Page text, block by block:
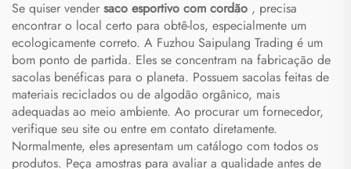
Se quiser vender saco esportivo com cordão , precisa
encontrar o local certo para obtê-los, especialmente um
ecologicamente correto. A Fuzhou Saipulang Trading é um
bom ponto de partida. Eles se concentram na fabricação de
sacolas benéficas para o planeta. Possuem sacolas feitas de
materiais reciclados ou de algodão orgânico, mais
adequadas ao meio ambiente. Ao procurar um fornecedor,
verifique seu site ou entre em contato diretamente.
Normalmente, eles apresentam um catálogo com todos os
produtos. Peça amostras para avaliar a qualidade antes de